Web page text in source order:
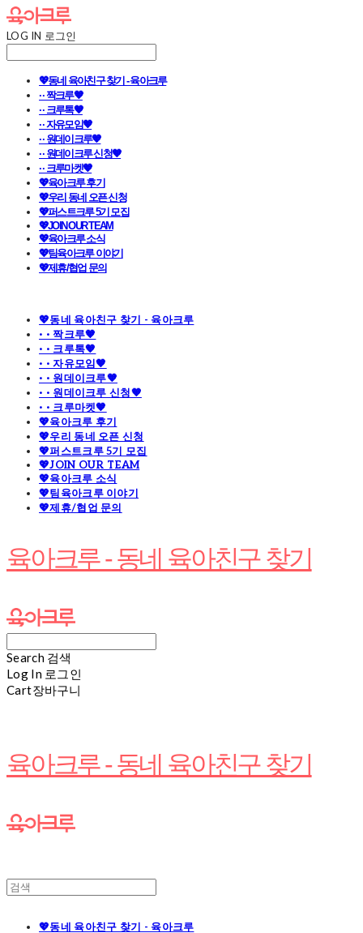
LOG IN 로그인
💖동네 육아친구 찾기 - 육아크루
· · 짝크루🧡
· · 크루톡🧡
· · 자유모임🧡
· · 원데이크루🧡
· · 원데이크루 신청🧡
· · 크루마켓🧡
💖육아크루 후기
💖우리 동네 오픈 신청
💖퍼스트크루 5기 모집
💖JOIN OUR TEAM
💖육아크루 소식
💖팀육아크루 이야기
💖제휴/협업 문의
💖동네 육아친구 찾기 - 육아크루
· · 짝크루🧡
· · 크루톡🧡
· · 자유모임🧡
· · 원데이크루🧡
· · 원데이크루 신청🧡
· · 크루마켓🧡
💖육아크루 후기
💖우리 동네 오픈 신청
💖퍼스트크루 5기 모집
💖JOIN OUR TEAM
💖육아크루 소식
💖팀육아크루 이야기
💖제휴/협업 문의
육아크루 - 동네 육아친구 찾기
Search 검색
Log In 로그인
Cart장바구니
육아크루 - 동네 육아친구 찾기
💖동네 육아친구 찾기 - 육아크루